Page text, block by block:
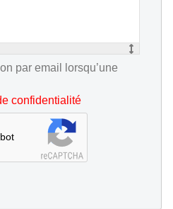
par email lorsqu’une
confidentialité